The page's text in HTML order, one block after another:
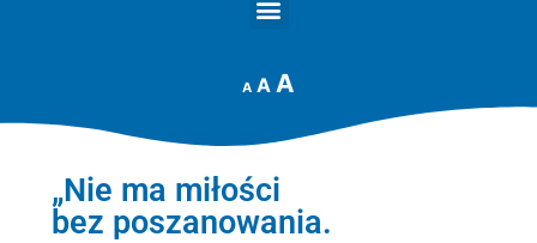
A A A
„Nie ma miłości
bez poszanowania.